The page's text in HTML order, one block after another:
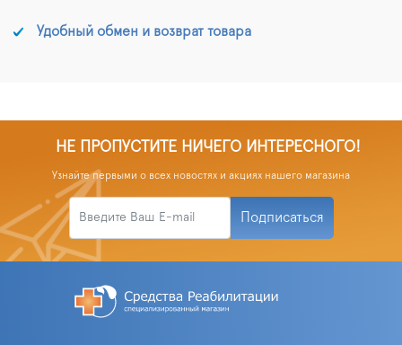
Удобный обмен и возврат товара
НЕ ПРОПУСТИТЕ НИЧЕГО ИНТЕРЕСНОГО!
Узнайте первыми о всех новостях и акциях нашего магазина
Подписаться